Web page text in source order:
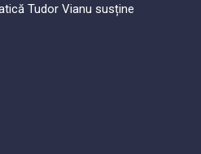
Tudor Vianu susține